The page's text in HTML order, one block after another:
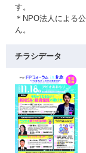
す。
＊NPO法人による
ん。
チラシデータ